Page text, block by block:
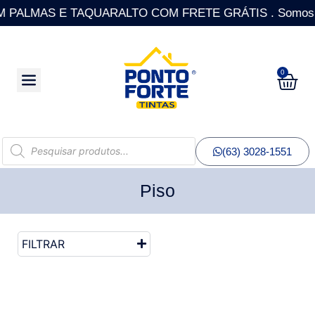
PALMAS E TAQUARALTO COM FRETE GRÁTIS .
0
(63) 3028-1551
Piso
FILTRAR